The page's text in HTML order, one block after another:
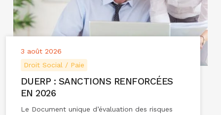
3 août 2026
Droit Social / Paie
DUERP : SANCTIONS RENFORCÉES
EN 2026
Le Document unique d’évaluation des risques